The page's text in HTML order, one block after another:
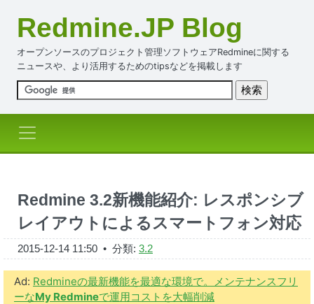
Redmine.JP Blog
オープンソースのプロジェクト管理ソフトウェアRedmineに関する
ニュースや、より活用するためのtipsなどを掲載します
Redmine 3.2新機能紹介: レスポンシブ
レイアウトによるスマートフォン対応
2015-12-14 11:50 • 分類: 3.2
Ad: Redmineの最新機能を最適な環境で。メンテナンスフリ
ーなMy Redmineで運用コストを大幅削減